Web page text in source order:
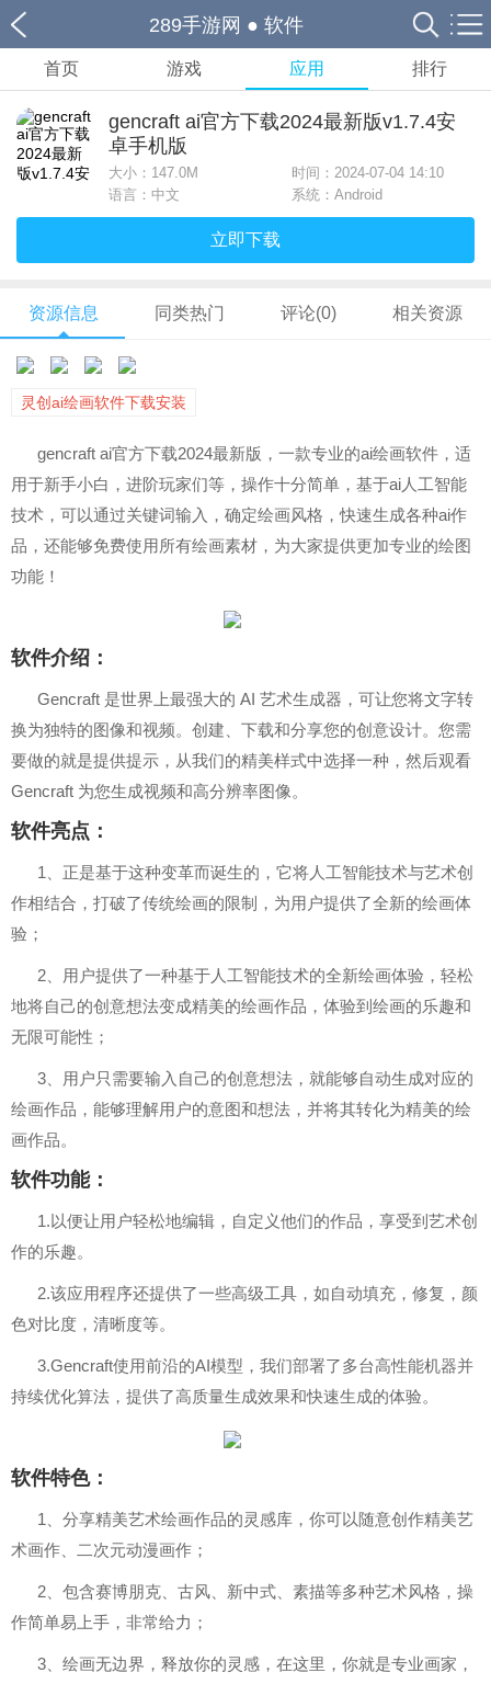
289手游网 ● 软件
首页 游戏 应用 排行
gencraft ai官方下载2024最新版v1.7.4安
卓手机版
大小： 147.0M
时间：2024-07-04 14:10
语言：中文
系统：Android
立即下载
资源信息 同类热门 评论(0) 相关资源
灵创ai绘画软件下载安装
gencraft ai官方下载2024最新版，一款专业的ai绘画软件，适
用于新手小白，进阶玩家们等，操作十分简单，基于ai人工智能
技术，可以通过关键词输入，确定绘画风格，快速生成各种ai作
品，还能够免费使用所有绘画素材，为大家提供更加专业的绘图
功能！
软件介绍：
Gencraft 是世界上最强大的 AI 艺术生成器，可让您将文字转
换为独特的图像和视频。创建、下载和分享您的创意设计。您需
要做的就是提供提示，从我们的精美样式中选择一种，然后观看
Gencraft 为您生成视频和高分辨率图像。
软件亮点：
1、正是基于这种变革而诞生的，它将人工智能技术与艺术创
作相结合，打破了传统绘画的限制，为用户提供了全新的绘画体
验；
2、用户提供了一种基于人工智能技术的全新绘画体验，轻松
地将自己的创意想法变成精美的绘画作品，体验到绘画的乐趣和
无限可能性；
3、用户只需要输入自己的创意想法，就能够自动生成对应的
绘画作品，能够理解用户的意图和想法，并将其转化为精美的绘
画作品。
软件功能：
1.以便让用户轻松地编辑，自定义他们的作品，享受到艺术创
作的乐趣。
2.该应用程序还提供了一些高级工具，如自动填充，修复，颜
色对比度，清晰度等。
3.Gencraft使用前沿的AI模型，我们部署了多台高性能机器并
持续优化算法，提供了高质量生成效果和快速生成的体验。
软件特色：
1、分享精美艺术绘画作品的灵感库，你可以随意创作精美艺
术画作、二次元动漫画作；
2、包含赛博朋克、古风、新中式、素描等多种艺术风格，操
作简单易上手，非常给力；
3、绘画无边界，释放你的灵感，在这里，你就是专业画家，